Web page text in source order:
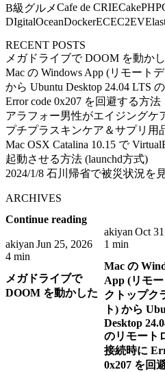
B級グルメCafe de CRIECakePHP
DIgitalOceanDockerECEC2EV
RECENT POSTS
メガドライブで DOOM を動か
Mac の Windows App (リモート
から Ubuntu Desktop 24.04 LTS
Error code 0x207 を回避する方法
アラフォー男性がエイジングケ
プチプラスキンケア＆サプリ用
Mac OSX Catalina 10.15 で
起動させる方法 (launchd方式)
2024/1/8 石川帰省で被災状況を
ARCHIVES
Continue reading
akiyan Jun 25, 2026
4 min
メガドライブで
DOOM を動かした
akiyan Oct
1 min
Mac の
App (リモ
クトップク
ト) から
Desktop
のリモート
接続時に
0x207 を回